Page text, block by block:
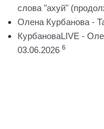
слова "ахуй"
Олена Курбанова -
КурбановаLIVE -
03.06.2026 6